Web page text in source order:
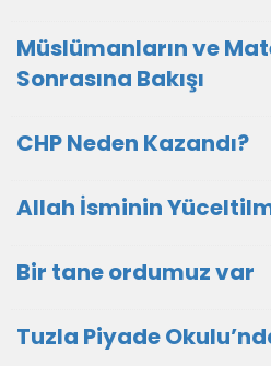
Müslümanların ve
Sonrasına Bakışı
CHP Neden Kazandı?
Allah İsminin
Bir tane ordumuz var
Tuzla Piyade